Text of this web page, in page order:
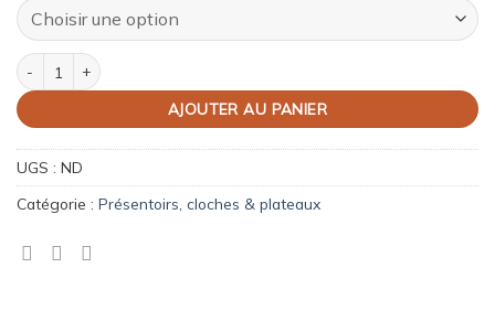
quantité de Présentoirs métal "Michel"
AJOUTER AU PANIER
UGS : ND
Catégorie : Présentoirs, cloches & plateaux